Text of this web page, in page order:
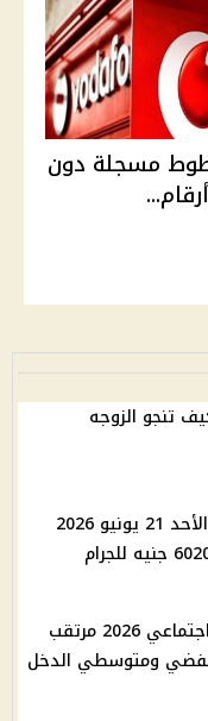
مسجلة دون
تنجو الزوجه
تراجع أسعار الذهب اليوم الأحد 21 يونيو 2026
حجز 30 ألف شقة إسكان اجتماعي 2026 مرتقب
ومتوسطي الدخل